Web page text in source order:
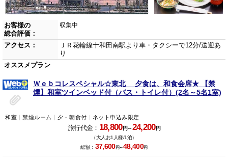
お客様の
総合評価：
収集中
アクセス：
ＪＲ花輪線十和田南駅より車・タクシーで12分/送迎あ
り
オススメプラン
Ｗｅｂコレスペシャル☆東北 夕食は、和食会席★ 【禁
煙】和室ツインベッド付（バス・トイレ付）(2名～5名1室)
和室 禁煙ルーム 夕・朝食付 ネット申込み限定
旅行代金： 18,800円～24,200円
（大人お1人様/1泊）
総額： 37,600円～48,400円